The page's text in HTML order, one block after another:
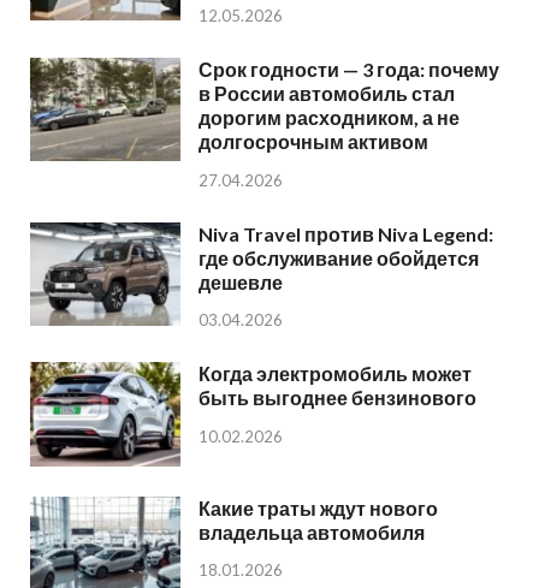
12.05.2026
Срок годности — 3 года: почему
в России автомобиль стал
дорогим расходником, а не
долгосрочным активом
27.04.2026
Niva Travel против Niva Legend:
где обслуживание обойдется
дешевле
03.04.2026
Когда электромобиль может
быть выгоднее бензинового
10.02.2026
Какие траты ждут нового
владельца автомобиля
18.01.2026